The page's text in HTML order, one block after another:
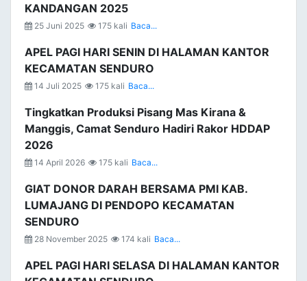
KANDANGAN 2025
25 Juni 2025 175 kali Baca...
APEL PAGI HARI SENIN DI HALAMAN KANTOR
KECAMATAN SENDURO
14 Juli 2025 175 kali Baca...
Tingkatkan Produksi Pisang Mas Kirana &
Manggis, Camat Senduro Hadiri Rakor HDDAP
2026
14 April 2026 175 kali Baca...
GIAT DONOR DARAH BERSAMA PMI KAB.
LUMAJANG DI PENDOPO KECAMATAN
SENDURO
28 November 2025 174 kali Baca...
APEL PAGI HARI SELASA DI HALAMAN KANTOR